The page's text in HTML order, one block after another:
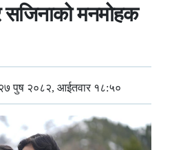
सजिनाको मनमोहक
पुष २०८२, आईतवार १८:५०